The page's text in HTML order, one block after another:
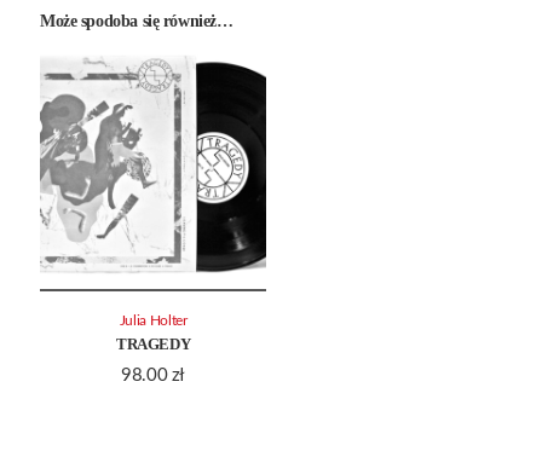
Może spodoba się również…
TRAGEDY
98.00 zł
Julia Holter